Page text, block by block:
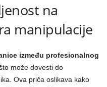
na
manipulacije
između profesionalnog
može dovesti do
Ova priča oslikava kako